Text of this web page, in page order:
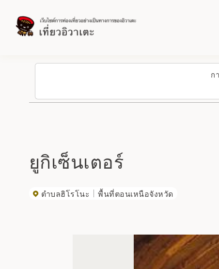
ก
ยูกิเซ็นเตอร์
ตำบลฮิโรโนะ พื้นที่ตอนเหนือจังหวัด